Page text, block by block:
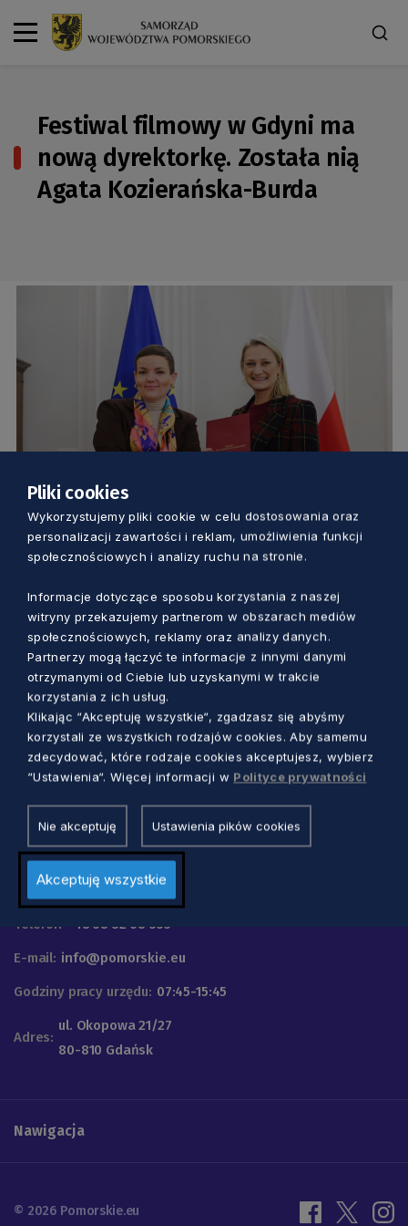
Festiwal filmowy w Gdyni ma
nową dyrektorkę. Została nią
Agata Kozierańska-Burda
KULTURA
Festiwal filmowy w Gdyni ma nową
Kozierańska-Burda
Marcin Szumny 7 miesięcy temu
Urząd Marszałkowski
Województwa Pomorskiego
Telefon +48 58 32 68 555
E-mail: info@pomorskie.eu
Godziny pracy urzędu: 07:45-15:45
Adres:
ul. Okopowa 21/27
80-810 Gdańsk
Nawigacja
© 2026 Pomorskie.eu
Pliki cookies
Wykorzystujemy pliki cookie w celu dostosowania oraz
personalizacji zawartości i reklam, umożliwienia funkcji
społecznościowych i analizy ruchu na stronie.
Informacje dotyczące sposobu korzystania z naszej
witryny przekazujemy partnerom w obszarach mediów
społecznościowych, reklamy oraz analizy danych.
Partnerzy mogą łączyć te informacje z innymi danymi
otrzymanymi od Ciebie lub uzyskanymi w trakcie
korzystania z ich usług.
Klikając “Akceptuję wszystkie“, zgadzasz się abyśmy
korzystali ze wszystkich rodzajów cookies. Aby samemu
zdecydować, które rodzaje cookies akceptujesz, wybierz
“Ustawienia“. Więcej informacji w Polityce prywatności
Nie akceptuję Ustawienia pików cookies
Akceptuję wszystkie